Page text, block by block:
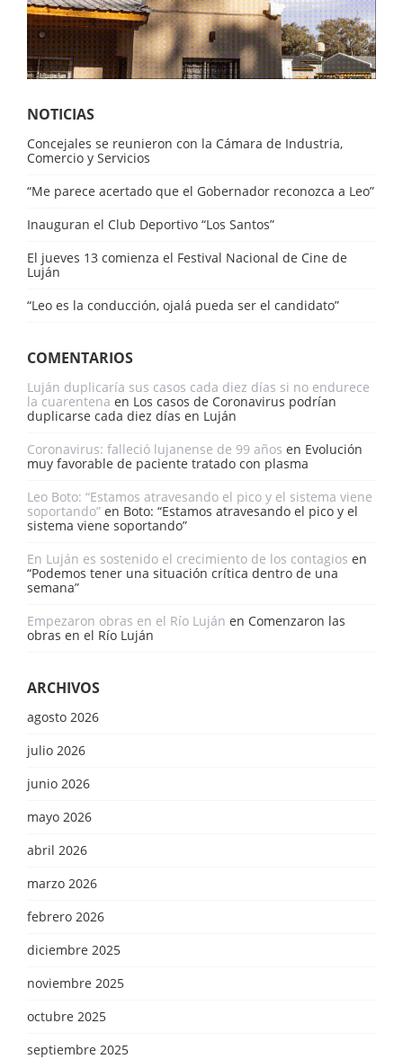
NOTICIAS
Concejales se reunieron con la Cámara de Industria,
Comercio y Servicios
“Me parece acertado que el Gobernador reconozca a Leo”
Inauguran el Club Deportivo “Los Santos”
El jueves 13 comienza el Festival Nacional de Cine de
Luján
“Leo es la conducción, ojalá pueda ser el candidato”
COMENTARIOS
Luján duplicaría sus casos cada diez días si no endurece
la cuarentena en Los casos de Coronavirus podrían
duplicarse cada diez días en Luján
Coronavirus: falleció lujanense de 99 años en Evolución
muy favorable de paciente tratado con plasma
Leo Boto: “Estamos atravesando el pico y el sistema viene
soportando” en Boto: “Estamos atravesando el pico y el
sistema viene soportando”
En Luján es sostenido el crecimiento de los contagios en
“Podemos tener una situación crítica dentro de una
semana”
Empezaron obras en el Río Luján en Comenzaron las
obras en el Río Luján
ARCHIVOS
agosto 2026
julio 2026
junio 2026
mayo 2026
abril 2026
marzo 2026
febrero 2026
diciembre 2025
noviembre 2025
octubre 2025
septiembre 2025